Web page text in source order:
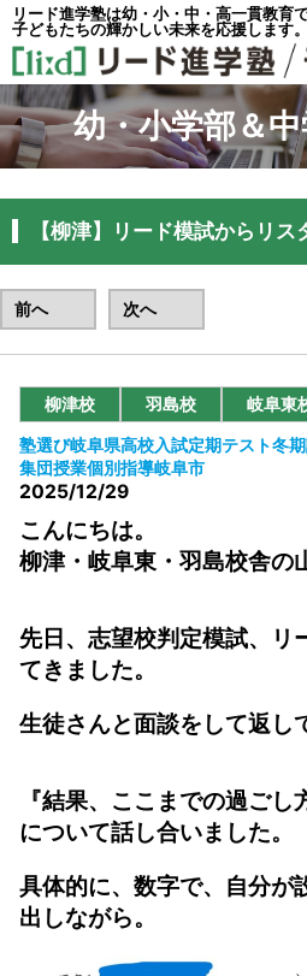
リード進学塾は幼・小・中・高一貫教育
子どもたちの輝かしい未来を応援します。
幼・小学部＆
【柳津】リード模試からリス
前へ 次へ
柳津校 羽島校
岐阜東
塾選び岐阜県高校入試定期テスト冬
集団授業個別指導岐阜市
2025/12/29
こんにちは。
柳津・岐阜東・羽島校舎の
先日、志望校判定模試、リ
てきました。
生徒さんと面談をして返し
『結果、ここまでの過ごし
について話し合いました。
具体的に、数字で、自分が
出しながら。